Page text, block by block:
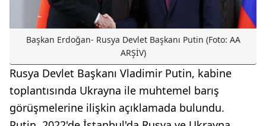
Başkan Erdoğan- Rusya Devlet Başkanı Putin (Foto: AA
ARŞİV)
Rusya Devlet Başkanı Vladimir Putin, kabine
toplantısında Ukrayna ile muhtemel barış
görüşmelerine ilişkin açıklamada bulundu.